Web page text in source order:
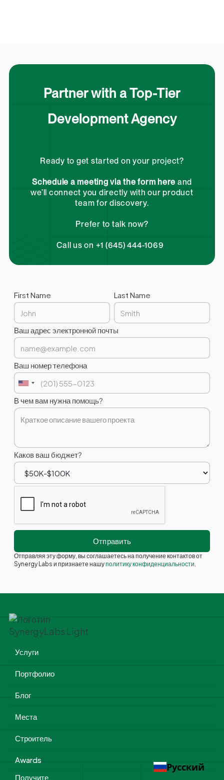
Partner with a Top-Tier
Development Agency
Ready to get started on your project?
Schedule a meeting via the form here and
we’ll connect you directly with our product
team for discovery.
Prefer to talk now?
Call us on +1 (645) 444-1069
First Name Last Name
Ваш адрес электронной почты
Ваш номер телефона
В чем вам нужна помощь?
Каков ваш бюджет?
Отправляя эту форму, вы соглашаетесь на получение контактов от
Synergy Labs и признаете нашуполитику конфиденциальности
Услуги
Портфолио
Блог
Места
Строитель
Awards
Получите
Русский